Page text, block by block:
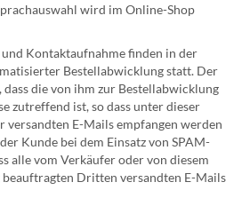
wird im Online-Shop
Kontaktaufnahme finden in der
Bestellabwicklung statt. Der
die von ihm zur Bestellabwicklung
zutreffend ist, so dass unter dieser
versandten E-Mails empfangen werden
Kunde bei dem Einsatz von SPAM-
alle vom Verkäufer oder von diesem
Dritten versandten E-Mails